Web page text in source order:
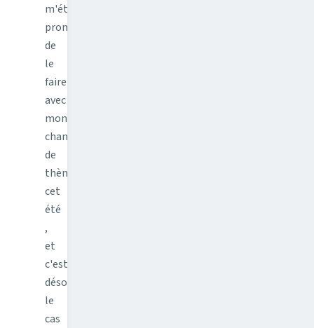
m'étais
promis
de
le
faire
avec
mon
changement
de
thème
cet
été
,
et
c'est
désormais
le
cas